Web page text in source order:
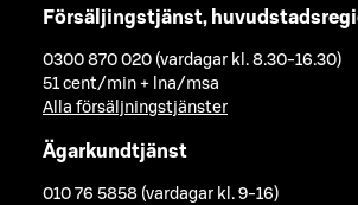
Försäljingstjänst,
0300 870 020 (vardagar kl. 8.30-16.30)
51 cent/min + lna/msa
Alla försäljningstjänster
Ägarkundtjänst
010 76 5858 (vardagar kl. 9-16)